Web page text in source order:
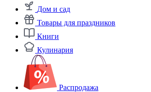
Дом и сад
Товары для праздников
Книги
Кулинария
Распродажа